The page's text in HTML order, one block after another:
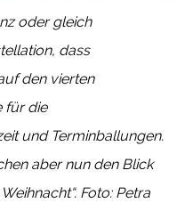
oder gleich
dass
den vierten
für die
und Terminballungen.
aber nun den Blick
Foto: Petra